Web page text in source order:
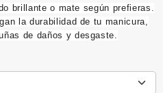
brillante o mate según prefieras.
la durabilidad de tu manicura,
de daños y desgaste.